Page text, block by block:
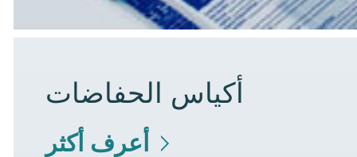
أكياس الحفاضات
أعرف أكثر